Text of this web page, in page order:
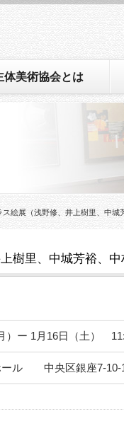
体美術協会とは
ス絵展（浅野修、井上樹里、中城
樹里、中城芳裕、中
）ー 1月16日（土）
ール 中央区銀座7-10-